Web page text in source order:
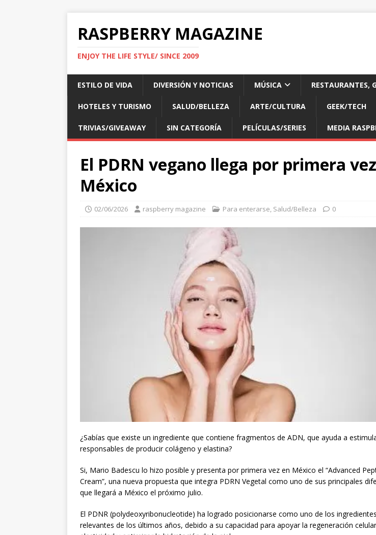
RASPBERRY MAGAZINE
ENJOY THE LIFE STYLE/ SINCE 2009
ESTILO DE VIDA DIVERSIÓN Y NOTICIAS MÚSICA RESTAURANTES,
HOTELES Y TURISMO SALUD/BELLEZA ARTE/CULTURA GEEK/TECH
TRIVIAS/GIVEAWAY SIN CATEGORÍA PELÍCULAS/SERIES MEDIA
El PDRN vegano llega por primera
México
02/06/2026 raspberry magazine Para enterarse, Salud/Belleza 0
¿Sabías que existe un ingrediente que contiene fragmentos de ADN, que ayuda a
responsables de producir colágeno y elastina?
Si, Mario Badescu lo hizo posible y presenta por primera vez en México el “Advanced
Cream”, una nueva propuesta que integra PDRN Vegetal como uno de sus principales
que llegará a México el próximo julio.
El PDNR (polydeoxyribonucleotide) ha logrado posicionarse como uno de los
relevantes de los últimos años, debido a su capacidad para apoyar la regeneración